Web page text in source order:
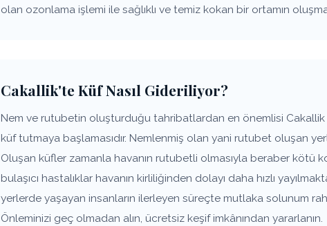
olan ozonlama işlemi ile sağlıklı ve temiz kokan bir ortamın
Cakallik'te Küf Nasıl Gideriliyor?
Nem ve rutubetin oluşturduğu tahribatlardan en önemlisi Cakallik
küf tutmaya başlamasıdır. Nemlenmiş olan yani rutubet oluşan
Oluşan küfler zamanla havanın rutubetli olmasıyla beraber kötü
bulaşıcı hastalıklar havanın kirliliğinden dolayı daha hızlı
yerlerde yaşayan insanların ilerleyen süreçte mutlaka solunum
Önleminizi geç olmadan alın, ücretsiz keşif imkânından yararlanın.